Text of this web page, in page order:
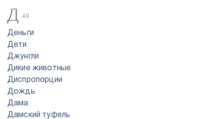
Д 49
Деньги
Дети
Джунгли
Дикие животные
Диспропорции
Дождь
Дама
Дамский туфель